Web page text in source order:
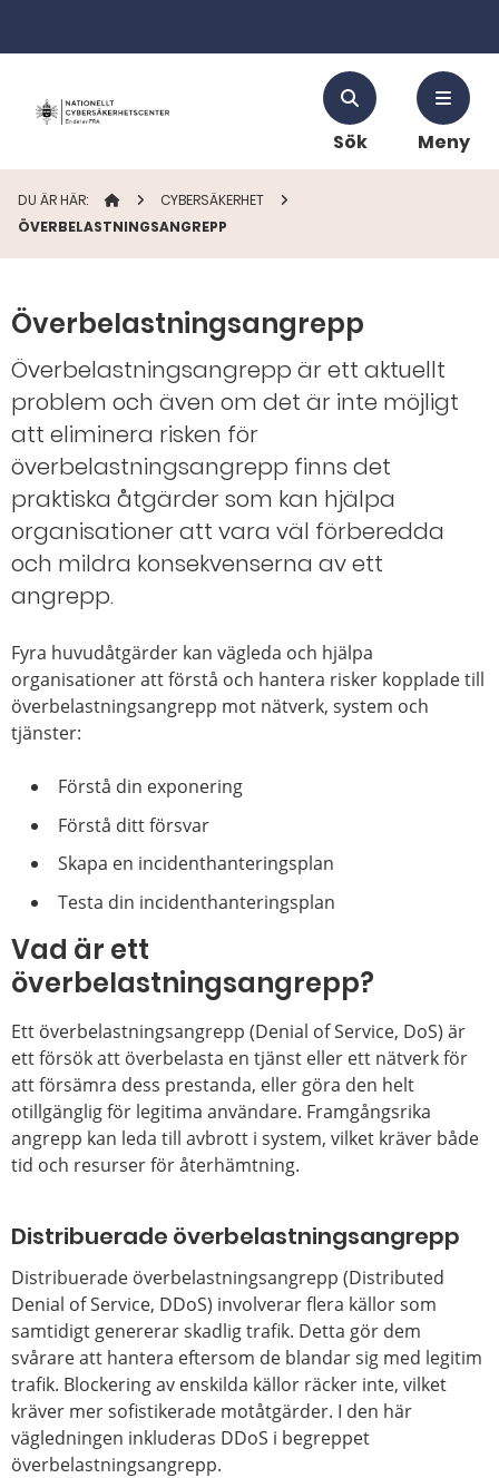
Sök Meny
DU ÄR HÄR: STARTSIDANCYBERSÄKERHET
ÖVERBELASTNINGSANGREPP
Överbelastningsangrepp
Överbelastningsangrepp är ett aktuellt
problem och även om det är inte möjligt
att eliminera risken för
överbelastningsangrepp finns det
praktiska åtgärder som kan hjälpa
organisationer att vara väl förberedda
och mildra konsekvenserna av ett
angrepp.
Fyra huvudåtgärder kan vägleda och hjälpa
organisationer att förstå och hantera risker kopplade till
överbelastningsangrepp mot nätverk, system och
tjänster:
Förstå din exponering
Förstå ditt försvar
Skapa en incidenthanteringsplan
Testa din incidenthanteringsplan
Vad är ett
överbelastningsangrepp?
Ett överbelastningsangrepp (Denial of Service, DoS) är
ett försök att överbelasta en tjänst eller ett nätverk för
att försämra dess prestanda, eller göra den helt
otillgänglig för legitima användare. Framgångsrika
angrepp kan leda till avbrott i system, vilket kräver både
tid och resurser för återhämtning.
Distribuerade överbelastningsangrepp
Distribuerade överbelastningsangrepp (Distributed
Denial of Service, DDoS) involverar flera källor som
samtidigt genererar skadlig trafik. Detta gör dem
svårare att hantera eftersom de blandar sig med legitim
trafik. Blockering av enskilda källor räcker inte, vilket
kräver mer sofistikerade motåtgärder. I den här
vägledningen inkluderas DDoS i begreppet
överbelastningsangrepp.